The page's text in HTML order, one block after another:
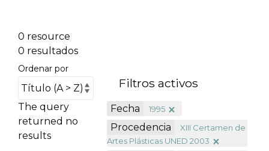
0 resource
0 resultados
Ordenar por
The query
returned no
results
Filtros activos
Fecha 1995
Procedencia
XIII Certamen de
Artes Plásticas UNED 2003